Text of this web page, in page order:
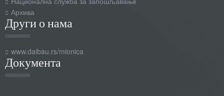
Архива
Други о нама
www.daibau.rs/mionica
Документа